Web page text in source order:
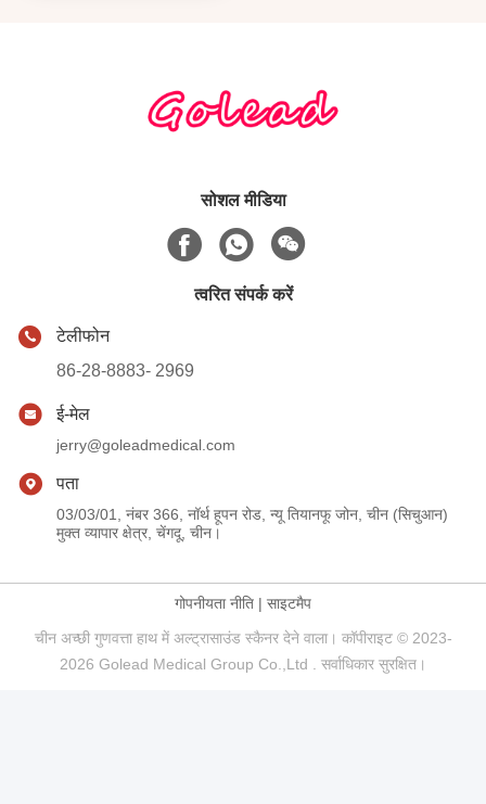
सोशल मीडिया
त्वरित संपर्क करें
टेलीफोन
86-28-8883- 2969
ई-मेल
jerry@goleadmedical.com
पता
03/03/01, नंबर 366, नॉर्थ हूपन रोड, न्यू तियानफू जोन, चीन (सिचुआन)
मुक्त व्यापार क्षेत्र, चेंगदू, चीन।
गोपनीयता नीति | साइटमैप
चीन अच्छी गुणवत्ता हाथ में अल्ट्रासाउंड स्कैनर देने वाला। कॉपीराइट © 2023-
2026 Golead Medical Group Co.,Ltd . सर्वाधिकार सुरक्षित।